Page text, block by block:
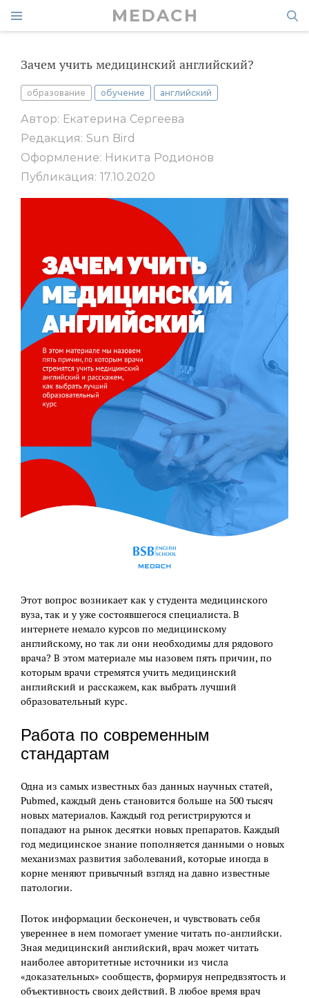
MEDACH
Зачем учить медицинский английский?
образование обучение английский
Автор: Екатерина Сергеева
Редакция: Sun Bird
Оформление: Никита Родионов
Публикация: 17.10.2020
Этот вопрос возникает как у студента медицинского
вуза, так и у уже состоявшегося специалиста. В
интернете немало курсов по медицинскому
английскому, но так ли они необходимы для рядового
врача? В этом материале мы назовем пять причин, по
которым врачи стремятся учить медицинский
английский и расскажем, как выбрать лучший
образовательный курс.
Работа по современным
стандартам
Одна из самых известных баз данных научных статей,
Pubmed, каждый день становится больше на 500 тысяч
новых материалов. Каждый год регистрируются и
попадают на рынок десятки новых препаратов. Каждый
год медицинское знание пополняется данными о новых
механизмах развития заболеваний, которые иногда в
корне меняют привычный взгляд на давно известные
патологии.
Поток информации бесконечен, и чувствовать себя
увереннее в нем помогает умение читать по-английски.
Зная медицинский английский, врач может читать
наиболее авторитетные источники из числа
«доказательных» сообществ, формируя непредвзятость и
объективность своих действий. В любое время врач